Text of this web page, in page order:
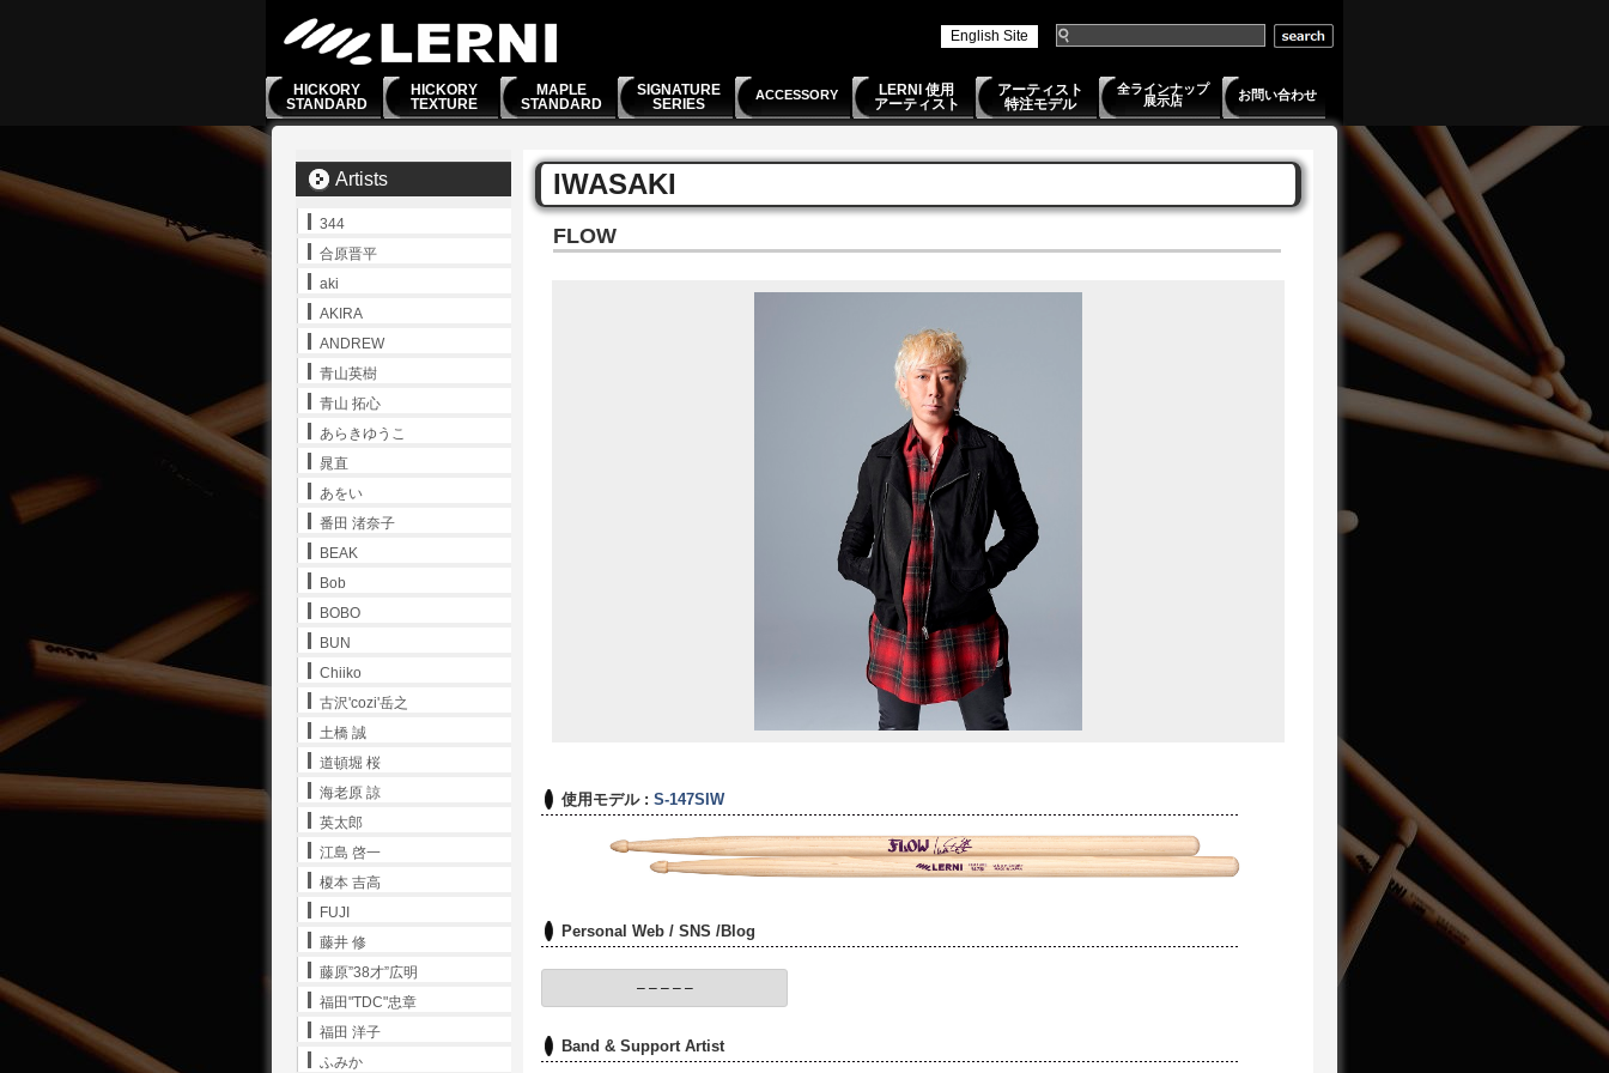
English Site
HICKORY
STANDARD
HICKORY
TEXTURE
MAPLE
STANDARD
SIGNATURE
SERIES
ACCESSORY
LERNI 使用
アーティスト
アーティスト
特注モデル
全ラインナップ
展示店
お問い合わせ
IWASAKI
FLOW
使用モデル : S-147SIW
Personal Web / SNS /Blog
– – – – –
Band & Support Artist
Artists
344
合原晋平
aki
AKIRA
ANDREW
青山英樹
青山 拓心
あらきゆうこ
晁直
あをい
番田 渚奈子
BEAK
Bob
BOBO
BUN
Chiiko
古沢'cozi'岳之
土橋 誠
道頓堀 桜
海老原 諒
英太郎
江島 啓一
榎本 吉高
FUJI
藤井 修
藤原”38才”広明
福田"TDC"忠章
福田 洋子
ふみか